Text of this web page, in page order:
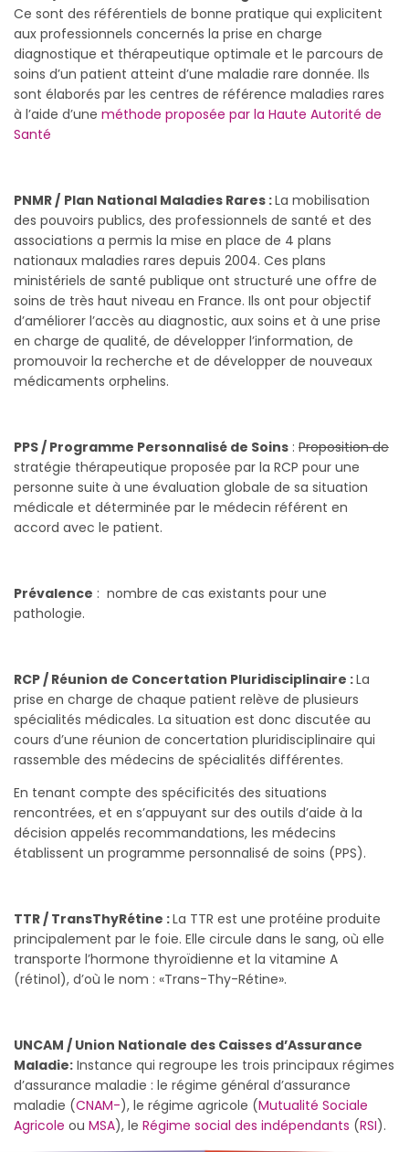
Ce sont des référentiels de bonne pratique qui explicitent
aux professionnels concernés la prise en charge
diagnostique et thérapeutique optimale et le parcours de
soins d’un patient atteint d’une maladie rare donnée. Ils
sont élaborés par les centres de référence maladies rares
à l’aide d’une méthode proposée par la Haute Autorité de
Santé
PNMR / Plan National Maladies Rares :La mobilisation
des pouvoirs publics, des professionnels de santé et des
associations a permis la mise en place de 4 plans
nationaux maladies rares depuis 2004. Ces plans
ministériels de santé publique ont structuré une offre de
soins de très haut niveau en France. Ils ont pour objectif
d’améliorer l’accès au diagnostic, aux soins et à une prise
en charge de qualité, de développer l’information, de
promouvoir la recherche et de développer de nouveaux
médicaments orphelins.
PPS / Programme Personnalisé de Soins : Proposition de
stratégie thérapeutique proposée par la RCP pour une
personne suite à une évaluation globale de sa situation
médicale et déterminée par le médecin référent en
accord avec le patient.
Prévalence : nombre de cas existants pour une
pathologie.
RCP / Réunion de Concertation Pluridisciplinaire :La
prise en charge de chaque patient relève de plusieurs
spécialités médicales. La situation est donc discutée au
cours d’une réunion de concertation pluridisciplinaire qui
rassemble des médecins de spécialités différentes.
En tenant compte des spécificités des situations
rencontrées, et en s’appuyant sur des outils d’aide à la
décision appelés recommandations, les médecins
établissent un programme personnalisé de soins (PPS).
TTR / TransThyRétine :La TTR est une protéine produite
principalement par le foie. Elle circule dans le sang, où elle
transporte l’hormone thyroïdienne et la vitamine A
(rétinol), d’où le nom : «Trans-Thy-Rétine».
UNCAM / Union Nationale des Caisses d’Assurance
Maladie: Instance qui regroupe les trois principaux régimes
d’assurance maladie : le régime général d’assurance
maladie (CNAM-), le régime agricole (Mutualité Sociale
Agricole ou MSA), le Régime social des indépendants (RSI).